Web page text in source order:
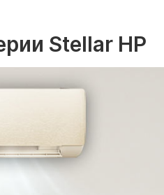
Stellar HP